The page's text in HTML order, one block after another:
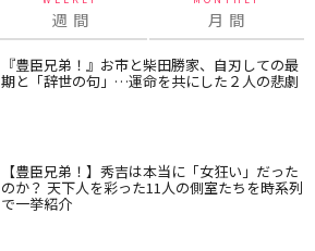
週 間 月 間
『豊臣兄弟！』お市と柴田勝家、自刃しての最
期と「辞世の句」…運命を共にした２人の悲劇
【豊臣兄弟！】秀吉は本当に「女狂い」だった
のか？ 天下人を彩った11人の側室たちを時系列
で一挙紹介